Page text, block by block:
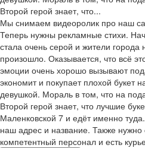
Второй герой знает, что...
Мы снимаем видеоролик про наш
Теперь нужны рекламные стихи.
стала очень серой и жители
произошло. Оказывается, что всё
эмоции очень хорошо вызывают
экономит и покупает плохой букет
девушкой. Мораль в том, что на
Второй герой знает, что лучшие
Маленковской 7 и едёт именно
наш адрес и название. Также нужно
компетентный персонал и есть